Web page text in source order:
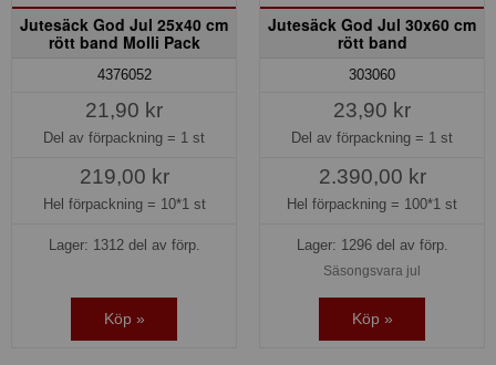
Jutesäck God Jul 25x40 cm
rött band Molli Pack
4376052
21,90 kr
Del av förpackning = 1 st
219,00 kr
Hel förpackning = 10*1 st
Lager: 1312 del av förp.
Köp »
Jutesäck God Jul 30x60 cm
rött band
303060
23,90 kr
Del av förpackning = 1 st
2.390,00 kr
Hel förpackning = 100*1 st
Lager: 1296 del av förp.
Säsongsvara jul
Köp »